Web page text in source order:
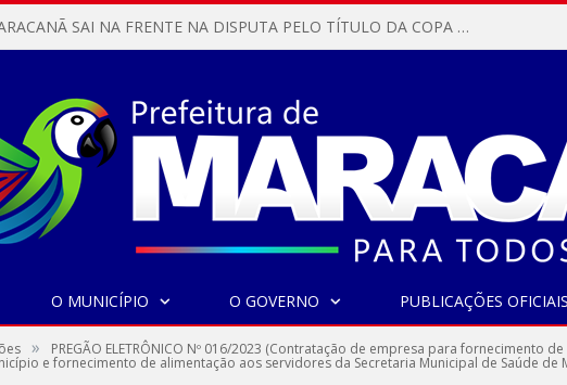
MARACANÃ SAI NA FRENTE NA DISPUTA PELO TÍTULO DA COPA PARÁ SUB-17!
O MUNICÍPIO O GOVERNO PUBLICAÇÕES OFICIAIS
» PREGÃO ELETRÔNICO Nº 016/2023 (Contratação de empresa para
e fornecimento de alimentação aos servidores da Secretaria Municipal de Saúde de